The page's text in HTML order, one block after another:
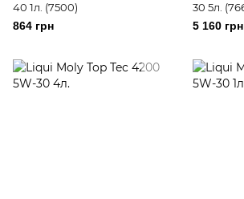
40 1л. (7500)
864 грн
30 5л.
5 160 грн